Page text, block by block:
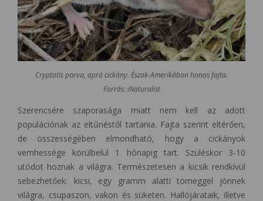
Cryptotis parva, apró cickány. Észak-Amerikában honos fajta.
Forrás: iNaturalist
Szerencsére szaporasága miatt nem kell az adott
populációnak az eltűnéstől tartania. Fajta szerint eltérően,
de összességében elmondható, hogy a cickányok
vemhessége körülbelül 1 hónapig tart. Szüléskor 3-10
utódot hoznak a világra. Természetesen a kicsik rendkívül
sebezhetőek: kicsi, egy gramm alatti tömeggel jönnek
világra, csupaszon, vakon és süketen. Hallójárataik, illetve